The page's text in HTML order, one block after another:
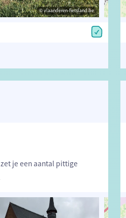
© vlaanderen-fietsland.be
© vlaanderen-fietsland.be
je een aantal pittige